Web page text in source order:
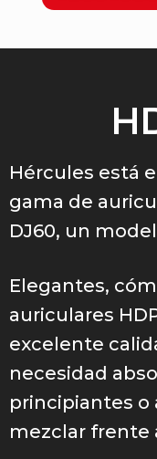
Hércules está
gama de
DJ60, un
Elegantes,
auriculares
excelente
necesidad
principiantes o
mezclar frente